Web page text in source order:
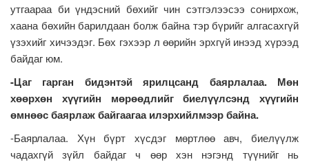
утгаараа би үндэсний бөхийг чин сэтгэлээсээ сонирхож,
хаана бөхийн барилдаан болж байна тэр бүрийг алгасахгүй
үзэхийг хичээдэг. Бөх гэхээр л өөрийн эрхгүй инээд хүрээд
байдаг юм.
-Цаг гарган бидэнтэй ярилцсанд баярлалаа. Мөн
хөөрхөн хүүгийн мөрөөдлийг биелүүлсэнд хүүгийн
өмнөөс баярлаж байгаагаа илэрхийлмээр байна.
-Баярлалаа. Хүн бүрт хүсдэг мөртлөө авч, биелүүлж
чадахгүй зүйл байдаг ч өөр хэн нэгэнд түүнийг нь